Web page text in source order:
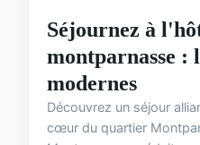
Séjournez à
montparnasse :
modernes
Découvrez un séjour
cœur du quartier